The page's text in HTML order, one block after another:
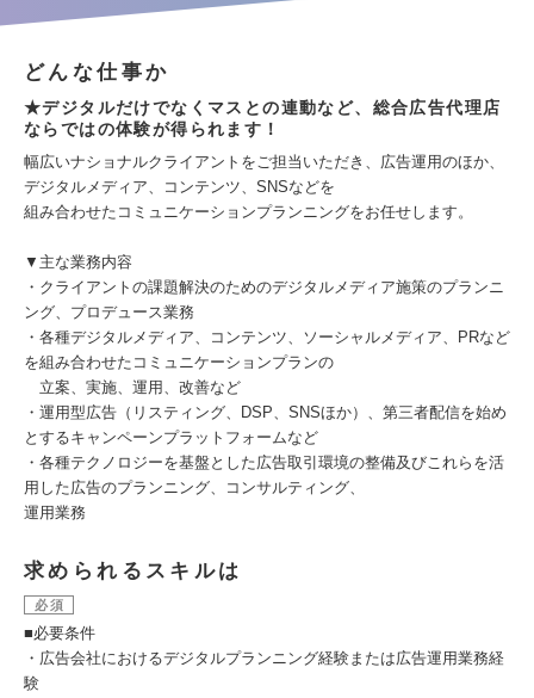
どんな仕事か
★デジタルだけでなくマスとの連動など、総合広告代理店
ならではの体験が得られます！
幅広いナショナルクライアントをご担当いただき、広告運用のほか、
デジタルメディア、コンテンツ、SNSなどを
組み合わせたコミュニケーションプランニングをお任せします。
▼主な業務内容
・クライアントの課題解決のためのデジタルメディア施策のプランニ
ング、プロデュース業務
・各種デジタルメディア、コンテンツ、ソーシャルメディア、PRなど
を組み合わせたコミュニケーションプランの
立案、実施、運用、改善など
・運用型広告（リスティング、DSP、SNSほか）、第三者配信を始め
とするキャンペーンプラットフォームなど
・各種テクノロジーを基盤とした広告取引環境の整備及びこれらを活
用した広告のプランニング、コンサルティング、
運用業務
求められるスキルは
必須
■必要条件
・広告会社におけるデジタルプランニング経験または広告運用業務経
験